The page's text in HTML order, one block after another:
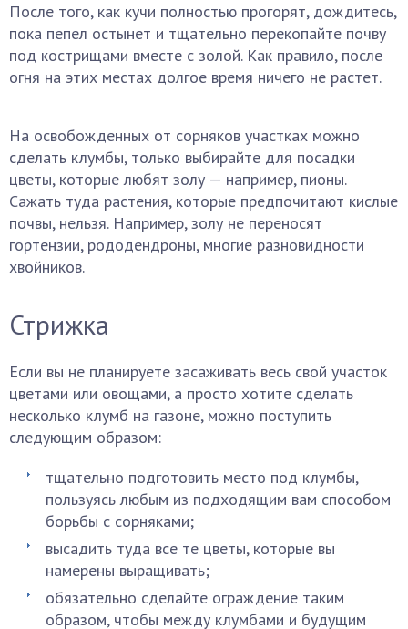
После того, как кучи полностью прогорят, дождитесь,
пока пепел остынет и тщательно перекопайте почву
под кострищами вместе с золой. Как правило, после
огня на этих местах долгое время ничего не растет.
На освобожденных от сорняков участках можно
сделать клумбы, только выбирайте для посадки
цветы, которые любят золу — например, пионы.
Сажать туда растения, которые предпочитают кислые
почвы, нельзя. Например, золу не переносят
гортензии, рододендроны, многие разновидности
хвойников.
Стрижка
Если вы не планируете засаживать весь свой участок
цветами или овощами, а просто хотите сделать
несколько клумб на газоне, можно поступить
следующим образом:
тщательно подготовить место под клумбы,
пользуясь любым из подходящим вам способом
борьбы с сорняками;
высадить туда все те цветы, которые вы
намерены выращивать;
обязательно сделайте ограждение таким
образом, чтобы между клумбами и будущим